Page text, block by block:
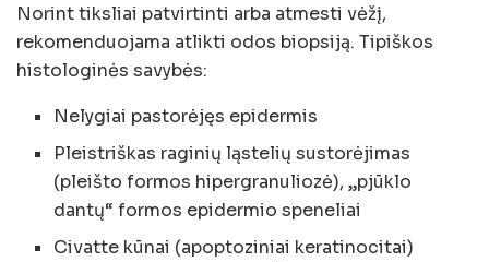
Norint tiksliai patvirtinti arba atmesti vėžį,
rekomenduojama atlikti odos biopsiją. Tipiškos
histologinės savybės:
Nelygiai pastorėjęs epidermis
Pleistriškas raginių ląstelių sustorėjimas
(pleišto formos hipergranuliozė), „pjūklo
dantų“ formos epidermio speneliai
Civatte kūnai (apoptoziniai keratinocitai)